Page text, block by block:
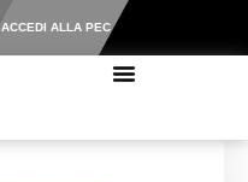
ACCEDI ALLA PEC